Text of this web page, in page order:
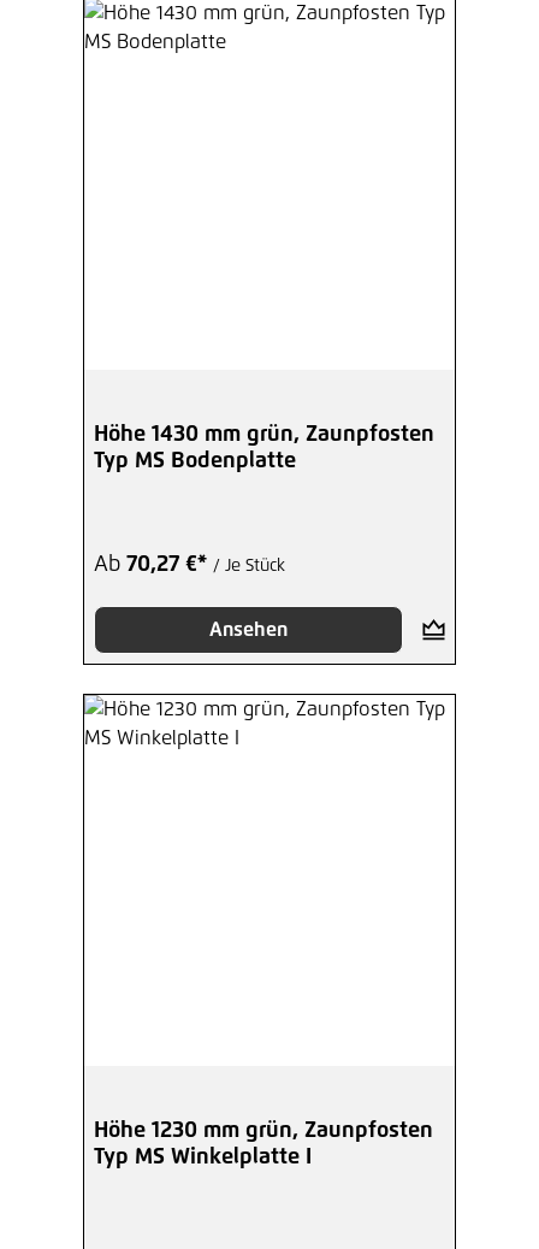
Höhe 1430 mm grün, Zaunpfosten
Typ MS Bodenplatte
Ab 70,27 €* / Je Stück
Ansehen
Höhe 1230 mm grün, Zaunpfosten
Typ MS Winkelplatte I